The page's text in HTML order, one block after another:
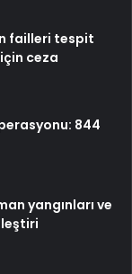
failleri tespit
ceza
844
yangınları ve